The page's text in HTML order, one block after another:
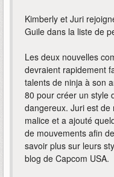
Kimberly et Juri
Guile dans la liste de
Les deux nouvelles
devraient rapidement
talents de ninja à son
80 pour créer un style
dangereux. Juri est
malice et a ajouté
de mouvements afin
savoir plus sur leurs
blog de Capcom USA.